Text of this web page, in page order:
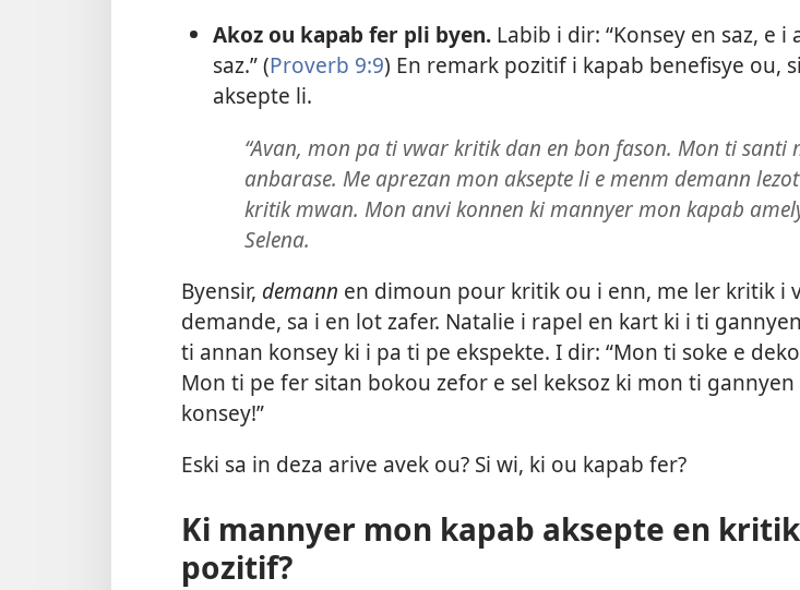
Akoz ou kapab fer pli byen.Labib i dir: “Konsey en saz, e i
saz.” (Proverb 9:9) En remark pozitif i kapab benefisye ou,
aksepte li.
“Avan, mon pa ti vwar kritik dan en bon fason. Mon ti santi
anbarase. Me aprezan mon aksepte li e menm demann
kritik mwan. Mon anvi konnen ki mannyer mon kapab
Selena.
Byensir, demann en dimoun pour kritik ou i enn, me ler kritik i
demande, sa i en lot zafer. Natalie i rapel en kart ki i ti
ti annan konsey ki i pa ti pe ekspekte. I dir: “Mon ti soke e
Mon ti pe fer sitan bokou zefor e sel keksoz ki mon ti gannyen
konsey!”
Eski sa in deza arive avek ou? Si wi, ki ou kapab fer?
Ki mannyer mon kapab aksepte en kritik
pozitif?